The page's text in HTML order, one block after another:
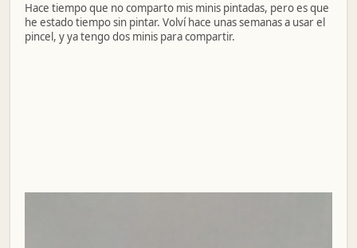
Hace tiempo que no comparto mis minis pintadas, pero es que
he estado tiempo sin pintar. Volví hace unas semanas a usar el
pincel, y ya tengo dos minis para compartir.